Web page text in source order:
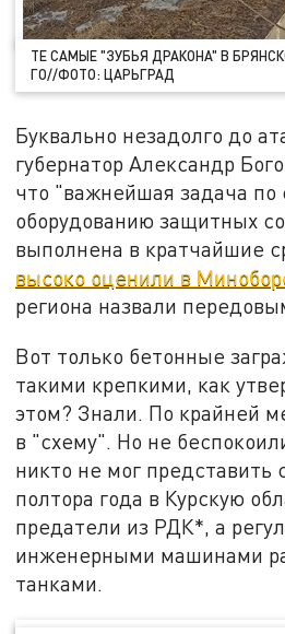
ТЕ САМЫЕ "ЗУБЬЯ ДРАКОНА" В
ГО//ФОТО: ЦАРЬГРАД
Буквально незадолго до
губернатор Александр
что "важнейшая задача по
оборудованию защитных
выполнена в кратчайшие
высоко оценили в
региона назвали
Вот только бетонные
такими крепкими, как
этом? Знали. По крайней
в "схему". Но не
никто не мог представить
полтора года в Курскую
предатели из РДК*, а
инженерными машинами
танками.